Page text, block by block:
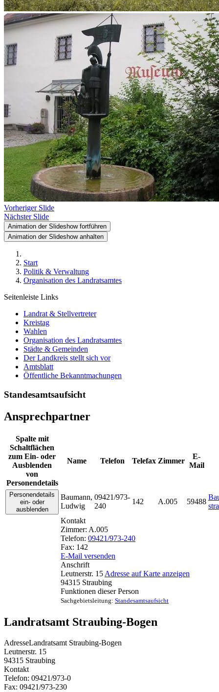
Vorheriger Slide
Nächster Slide
Animation der Slideshow fortführen
Animation der Slideshow anhalten
Start
Politik & Verwaltung
Organisation des Landratsamtes
Seitenleiste Links
Landrat & Stellvertreter
Kreistag
Wahlen
Organisation des Landratsamtes
Städte & Gemeinden
Der Landkreis stellt sich vor
Amtsblatt
Öffentliche Bekanntmachungen
Standesamtsaufsicht
Ansprechpartner
Spalte mit
Schaltflächen
zum Ein- oder
Ausblenden
von
Personendetails
Name Telefon Telefax Zimmer
E-
Mail
Personendetails
ein- oder
ausblenden
Baumann,
Ludwig
09421/973-
240
142 A.005 59488
Kontakt
Zimmer: A.005
Telefon: 09421/973-240
Fax: 142
E-Mail versenden
Anschrift
Leutnerstr. 15 Adresse auf Karte anzeigen
94315 Straubing
Funktionen dieser Person
Sachgebietsleitung: Standesamtsaufsicht
Landratsamt Straubing-Bogen
AdresseLandratsamt Straubing-Bogen
Leutnerstr. 15
94315 Straubing
Kontakt
Telefon: 09421/973-0
Fax: 09421/973-230